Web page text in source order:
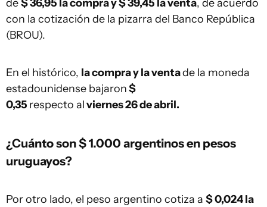
de$ 36,95 la compra y $ 39,45 la venta, de acuerdo
con la cotización de la pizarra del Banco República
(BROU).
En el histórico, la compra y la ventade la moneda
estadounidense bajaron$
0,35 respecto alviernes 26 de abril.
¿Cuánto son $ 1.000 argentinos en pesos
uruguayos?
Por otro lado, el peso argentino cotiza a $ 0,024 la